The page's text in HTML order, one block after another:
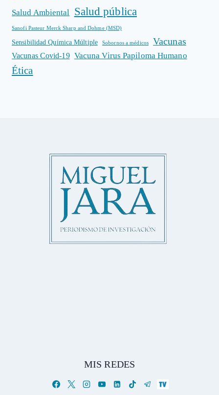
Salud Ambiental Salud pública
Sanofi Pasteur Merck Sharp and Dohme (MSD)
Sensibilidad Química Múltiple Sobornos a médicos Vacunas
Vacunas Covid-19 Vacuna Virus Papiloma Humano
Ética
MIS REDES